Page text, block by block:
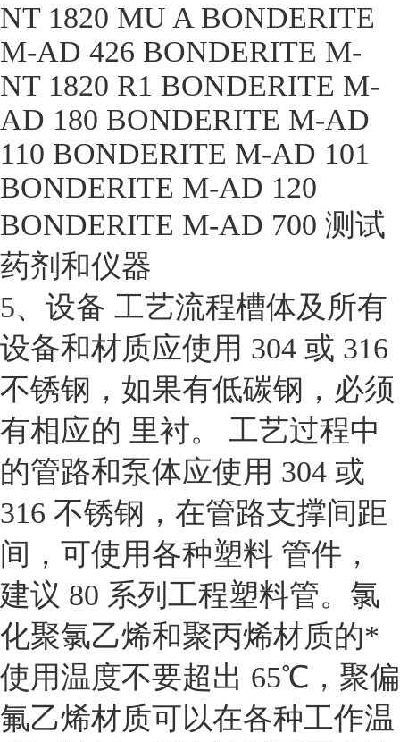
NT 1820 MU A BONDERITE
M-AD 426 BONDERITE M-
NT 1820 R1 BONDERITE M-
AD 180 BONDERITE M-AD
110 BONDERITE M-AD 101
BONDERITE M-AD 120
BONDERITE M-AD 700 测试
药剂和仪器
5、设备 工艺流程槽体及所有
设备和材质应使用 304 或 316
不锈钢，如果有低碳钢，必须
有相应的 里衬。 工艺过程中
的管路和泵体应使用 304 或
316 不锈钢，在管路支撑间距
间，可使用各种塑料 管件，
建议 80 系列工程塑料管。氯
化聚氯乙烯和聚丙烯材质的*
使用温度不要超出 65℃，聚偏
氟乙烯材质可以在各种工作温